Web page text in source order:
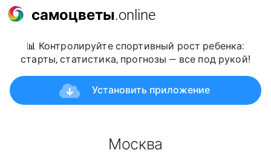
самоцветы.online
📊 Контролируйте спортивный рост ребенка:
старты, статистика, прогнозы — все под рукой!
Установить приложение
Москва